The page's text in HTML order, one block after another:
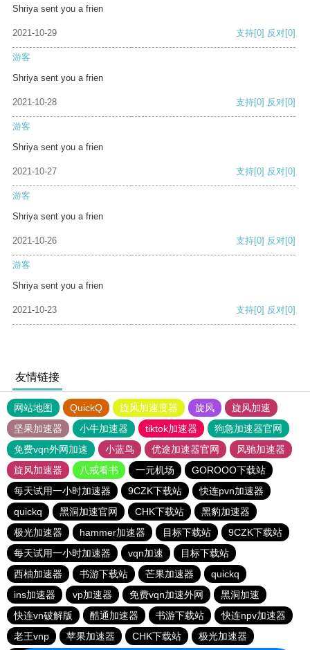
Shriya sent you a frien
2021-10-29 支持[0] 反对[0]
游客
Shriya sent you a frien
2021-10-28 支持[0] 反对[0]
游客
Shriya sent you a frien
2021-10-27 支持[0] 反对[0]
游客
Shriya sent you a frien
2021-10-26 支持[0] 反对[0]
游客
Shriya sent you a frien
2021-10-23 支持[0] 反对[0]
友情链接
网站地图 QuickQ 旋风加速度器 旋风
旋风加速
坚果加速器
小牛加速器 tiktok加速器
狗急加速器官网
免费vqn外网加速
小蓝鸟 优途加速器官网
风驰加速器
旋风加速器
八戒看书 一元机场
GOROOO下载站
每天试用一小时加速器
9CZK下载站
快连pvn加速器
quickq
黑洞加速官网 CHK下载站
黑豹加速器
极光加速器
hammer加速器 目标下载站
9CZK下载站
每天试用一小时加速器
vqn加速
目标下载站
西柚加速器
书游下载站 芒果加速器
quickq
ins加速器
vp加速器 免费vqn加速外网
黑洞加速
快连vn破解版
酷通加速器 书游下载站
快连npv加速器
老王vnp
苹果加速器 CHK下载站 极光加速器